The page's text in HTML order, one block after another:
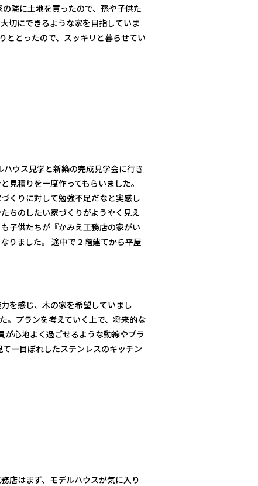
隣に土地を買ったので、孫や子供た
切にできるような家を目指していま
ととったので、スッキリと暮らせてい
ウス見学と新築の完成見学会に行き
見積りを一度作ってもらいました。
くりに対して勉強不足だなと実感し
ちのしたい家づくりがようやく見え
子供たちが『かみえ工務店の家がい
りました。 途中で２階建てから平屋
を感じ、木の家を希望していまし
。プランを考えていく上で、将来的な
心地よく過ごせるような動線やプラ
一目ぼれしたステンレスのキッチン
店はまず、モデルハウスが気に入り